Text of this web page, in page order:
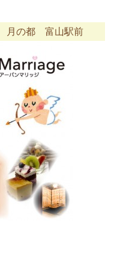
月の都 富山駅前